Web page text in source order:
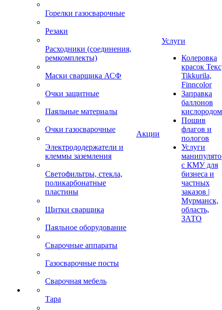
Горелки газосварочные
Резаки
Расходники (соединения,
ремкомплекты)
Маски сварщика АСФ
Очки защитные
Паяльные материалы
Очки газосварочные
Электрододержатели и
клеммы заземления
Светофильтры, стекла,
поликарбонатные
пластины
Щитки сварщика
Паяльное оборудование
Сварочные аппараты
Газосварочные посты
Сварочная мебель
Тара
Акции
Услуги
Колеровка
красок
Tikkurila,
Finncolor
Заправка
баллонов
кислородом
Пошив
флагов и
пологов
Услуги
с КМУ для
бизнеса и
частных
заказов |
Мурманск,
область,
ЗАТО